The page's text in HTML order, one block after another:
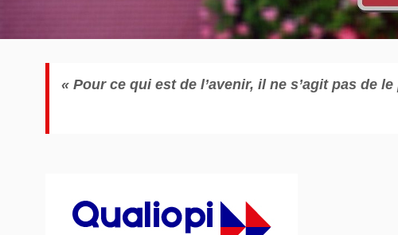
« Pour ce qui est de l’avenir, il ne s’agit pas de